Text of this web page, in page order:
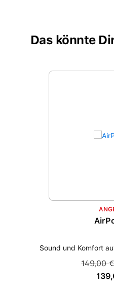
Das könnte
Produktgalerie überspringen
Sound und Komfort
149,00 €